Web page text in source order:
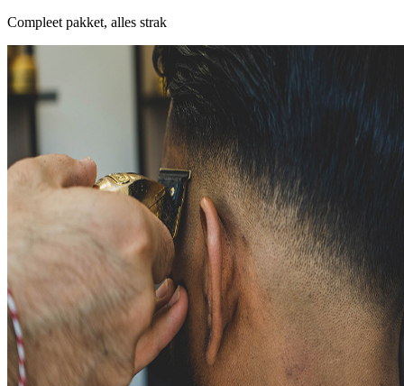
Compleet pakket, alles strak